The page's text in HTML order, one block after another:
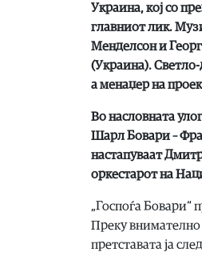
Украина, кој со
главниот лик.
Менделсон и
(Украина). Светло-
а менаџер на
Во насловната
Шарл Бовари –
настапуваат
оркестарот на
„Госпоѓа Бовари“
Преку внимателно
претставата ја